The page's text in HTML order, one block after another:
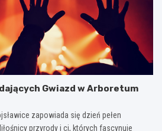
Gwiazd w Arboretum
zapowiada się dzień pełen
przyrody i ci, których fascynuje